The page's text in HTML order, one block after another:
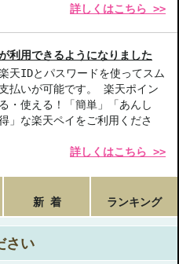
詳しくはこちら >>
利用できるようになりました
天IDとパスワードを使ってスム
払いが可能です。 楽天ポイン
・使える！「簡単」「あんし
」な楽天ペイをご利用くださ
詳しくはこちら >>
新 着 ランキング
さい